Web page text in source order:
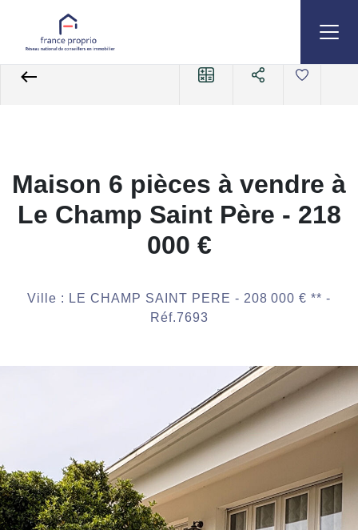
Maisons
Maison 6 pièces à vendre à
Le Champ Saint Père - 218
000 €
Ville : LE CHAMP SAINT PERE - 208 000 € ** -
Réf.7693